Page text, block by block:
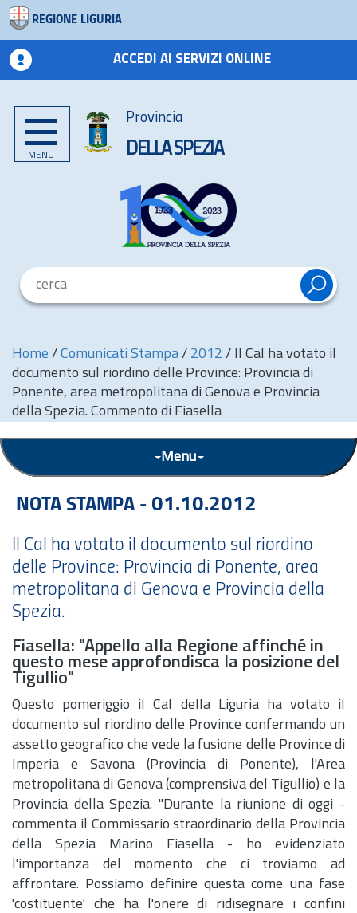
REGIONE LIGURIA
ACCEDI AI SERVIZI ONLINE
MENU
Provincia
DELLA SPEZIA
Home / Comunicati Stampa / 2012 / Il Cal ha votato il
documento sul riordino delle Province: Provincia di
Ponente, area metropolitana di Genova e Provincia
della Spezia. Commento di Fiasella
Menu
NOTA STAMPA - 01.10.2012
Il Cal ha votato il documento sul riordino
delle Province: Provincia di Ponente, area
metropolitana di Genova e Provincia della
Spezia.
Fiasella: "Appello alla Regione affinché in
questo mese approfondisca la posizione del
Tigullio"
Questo pomeriggio il Cal della Liguria ha votato il
documento sul riordino delle Province confermando un
assetto geografico che vede la fusione delle Province di
Imperia e Savona (Provincia di Ponente), l'Area
metropolitana di Genova (comprensiva del Tigullio) e la
Provincia della Spezia. "Durante la riunione di oggi -
commenta il Commissario straordinario della Provincia
della Spezia Marino Fiasella - ho evidenziato
l'importanza del momento che ci troviamo ad
affrontare. Possiamo definire questa come una fase
'costituente' che ha l'onere di ridisegnare i confini